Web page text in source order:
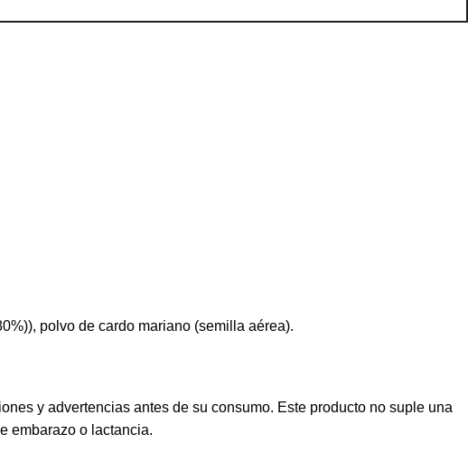
polvo de cardo mariano (semilla aérea).
y advertencias antes de su consumo. Este producto no suple una
embarazo o lactancia.